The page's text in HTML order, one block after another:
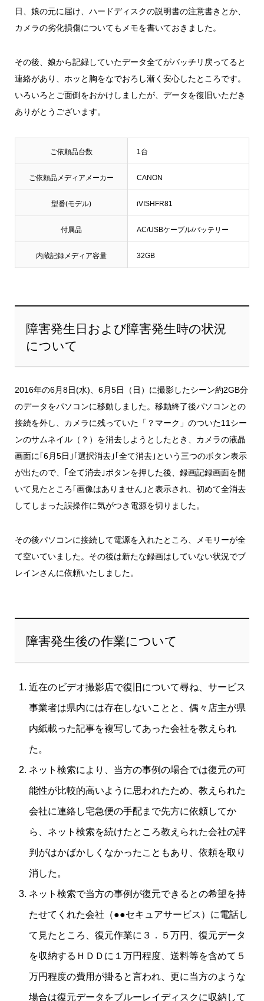
日、娘の元に届け、ハードディスクの説明書の注意書きとか、
カメラの劣化損傷についてもメモを書いておきました。
その後、娘から記録していたデータ全てがバッチリ戻ってると
連絡があり、ホッと胸をなでおろし漸く安心したところです。
いろいろとご面倒をおかけしましたが、データを復旧いただき
ありがとうございます。
ご依頼品台数 1台
ご依頼品メディアメーカー CANON
型番(モデル) iVISHFR81
付属品 AC/USBケーブル/バッテリー
内蔵記録メディア容量 32GB
障害発生日および障害発生時の状況
について
2016年の6月8日(水)、6月5日（日）に撮影したシーン約2GB分
のデータをパソコンに移動しました。移動終了後パソコンとの
接続を外し、カメラに残っていた「？マーク」のついた11シー
ンのサムネイル（？）を消去しようとしたとき、カメラの液晶
画面に｢6月5日｣｢選択消去｣｢全て消去｣という三つのボタン表示
が出たので、｢全て消去｣ボタンを押した後、録画記録画面を開
いて見たところ｢画像はありません｣と表示され、初めて全消去
してしまった誤操作に気がつき電源を切りました。
その後パソコンに接続して電源を入れたところ、メモリーが全
て空いていました。その後は新たな録画はしていない状況でブ
レインさんに依頼いたしました。
障害発生後の作業について
近在のビデオ撮影店で復旧について尋ね、サービス
事業者は県内には存在しないことと、偶々店主が県
内紙載った記事を複写してあった会社を教えられ
た。
ネット検索により、当方の事例の場合では復元の可
能性が比較的高いように思われたため、教えられた
会社に連絡し宅急便の手配まで先方に依頼してか
ら、ネット検索を続けたところ教えられた会社の評
判がはかばかしくなかったこともあり、依頼を取り
消した。
ネット検索で当方の事例が復元できるとの希望を持
たせてくれた会社（●●セキュアサービス）に電話し
て見たところ、復元作業に３．５万円、復元データ
を収納するＨＤＤに１万円程度、送料等を含めて５
万円程度の費用が掛ると言われ、更に当方のような
場合は復元データをブルーレイディスクに収納して